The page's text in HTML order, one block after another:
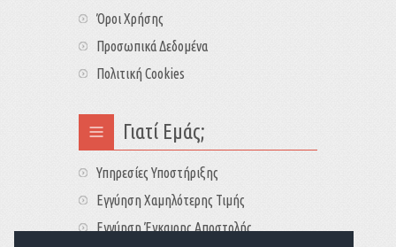
Όροι Χρήσης
Προσωπικά Δεδομένα
Πολιτική Cookies
Γιατί Εμάς;
Υπηρεσίες Υποστήριξης
Εγγύηση Χαμηλότερης Τιμής
Εγγύηση Έγκαιρης Αποστολής